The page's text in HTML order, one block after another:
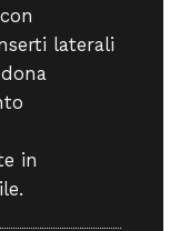
laterali
in